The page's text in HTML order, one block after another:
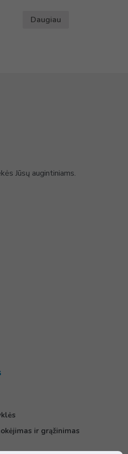
Daugiau
Jūsų augintiniams.
ir grąžinimas